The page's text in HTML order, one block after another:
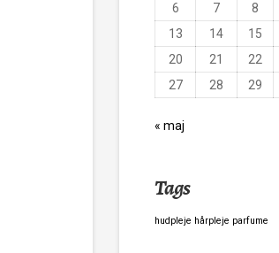
6 7 8
13
14 15
20
21 22
27
28 29
« maj
Tags
hudpleje hårpleje parfume